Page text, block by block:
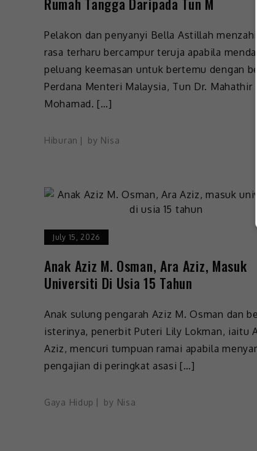
Rumah Tangga Daripada Tun M
Pelakon dan penyanyi Bella Astillah
rasa terharu bercampur teruja apabila
peluang keemasan untuk bertemu dengan
Perdana Menteri Malaysia, Tun Dr. Mahathir
Mohamad. […]
Hiburan by Nisa
July 15, 2026
Anak Aziz M. Osman, Ara Aziz, Masuk
Universiti Di Usia 15 Tahun
Anak sulung pengarah Aziz M. Osman dan
isterinya, penerbit Puteri Lily Lokman, iaitu
Aziz, mencuri tumpuan ramai apabila
pengajian di peringkat asasi […]
Gaya Hidup by Nisa